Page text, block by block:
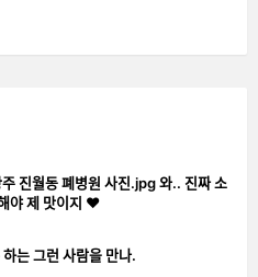
진월동 폐병원 사진.jpg 와.. 진짜 소
제 맛이지 ❤️
그런 사람을 만나.